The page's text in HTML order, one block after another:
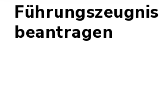
Führungszeugnis
beantragen